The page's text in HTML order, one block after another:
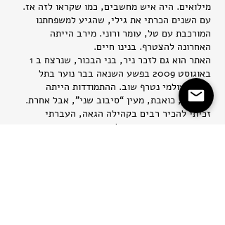
מילואים. היה איש מחשבים, כמו שקראו לזה אז.
עם השנים הכרתי את גילי, שהגיע למשפחתנו
המורכבת עם טל, עומר ורוני. מירב הייתה
האחרונה להצטרף. בנינו חיים.
האתר הוא גם לזכר ניר, בני הבכור, שנרצח ב 1
באוגוסט 2009 בפשע השנאה בבר נוער בתל
אביב. עולמי נטרף שוב. ההתמודדות הייתה
מורכבת, כואבת, מעין “סיבוב שני”, אבל אחרת.
זכיתי להכיר רבים בקהילה הגאה, העברתי
הרצאות ושיחות רבות על התמודדות הורים עם